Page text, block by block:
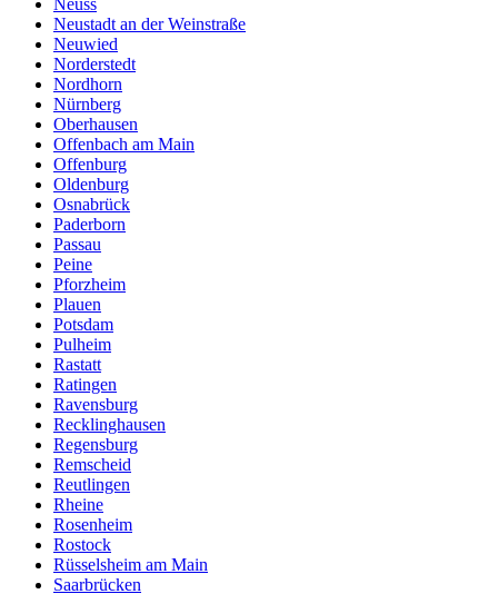
Neuss
Neustadt an der Weinstraße
Neuwied
Norderstedt
Nordhorn
Nürnberg
Oberhausen
Offenbach am Main
Offenburg
Oldenburg
Osnabrück
Paderborn
Passau
Peine
Pforzheim
Plauen
Potsdam
Pulheim
Rastatt
Ratingen
Ravensburg
Recklinghausen
Regensburg
Remscheid
Reutlingen
Rheine
Rosenheim
Rostock
Rüsselsheim am Main
Saarbrücken